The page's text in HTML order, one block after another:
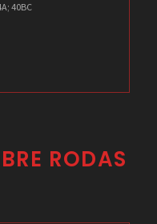
40BC
RODAS